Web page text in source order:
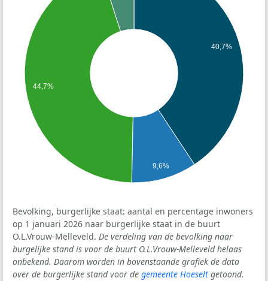
40,7%
44,7%
9,6%
Bevolking, burgerlijke staat: aantal en percentage inwoners
op 1 januari 2026 naar burgerlijke staat in de buurt
O.L.Vrouw-Melleveld. De verdeling van de bevolking naar
burgelijke stand is voor de buurt O.L.Vrouw-Melleveld helaas
onbekend. Daarom worden in bovenstaande grafiek de data
over de burgerlijke stand voor de gemeente Hoeselt getoond.